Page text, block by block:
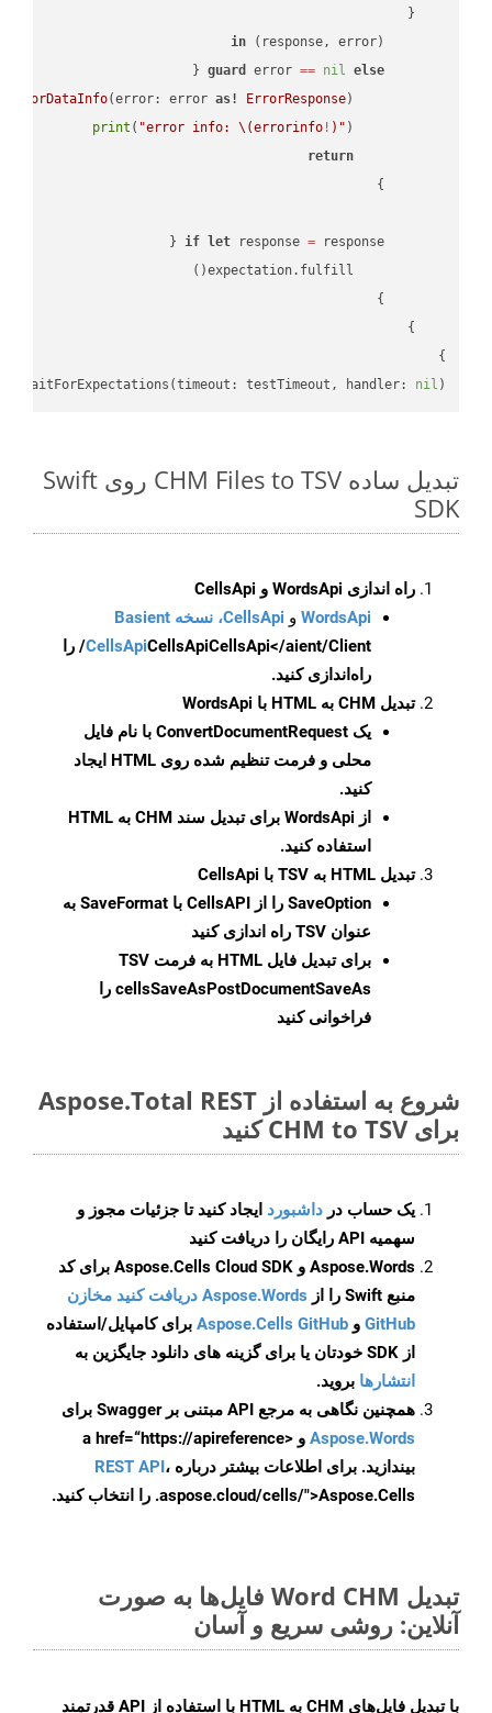
        (response, error)
in
guard
error == nil else
(error: error as!
ErrorResponse
print ( "error info: \(errorinfo! ) "
return
if let response =
}
.waitForExpectations(timeout: testTimeout, handler: nil )
تبدیل ساده CHM Files to TSV روی Swift
SDK
راه اندازی WordsApi و CellsApi
WordsApi و CellsApi، نسخه Basient
CellsApiCellsApi
CellsApi</aient/Client/ را
راه‌اندازی کنید.
تبدیل CHM به HTML با WordsApi
یک ConvertDocumentRequest با نام فایل
محلی و فرمت تنظیم شده روی HTML ایجاد
کنید.
از WordsApi برای تبدیل سند CHM به HTML
استفاده کنید.
تبدیل HTML به TSV با CellsApi
SaveOption
را از CellsAPI با SaveFormat به
عنوان TSV راه اندازی کنید
برای تبدیل فایل HTML به فرمت
TSV
cellsSaveAsPostDocumentSaveAs را
فراخوانی کنید
شروع به استفاده از Aspose.Total REST
برای CHM to TSV کنید
یک حساب در داشبورد ایجاد کنید تا جزئیات مجوز و
سهمیه API رایگان را دریافت کنید
Aspose.Words و Aspose.Cells Cloud SDK برای کد
منبع Swift را از
Aspose.Words دریافت کنید مخازن
GitHub و Aspose.Cells GitHub برای کامپایل/استفاده
از SDK خودتان یا برای گزینه های دانلود جایگزین به
انتشارها بروید.
همچنین نگاهی به مرجع API مبتنی بر Swagger برای
Aspose.Words
و <a href=“https://apireference
بیندازید. برای اطلاعات بیشتر درباره REST API،
.aspose.cloud/cells/">Aspose.Cells را انتخاب کنید.
تبدیل Word CHM فایل‌ها به صورت
آنلاین: روشی سریع و آسان
با تبدیل فایل‌های CHM به HTML با استفاده از API قدرتمند